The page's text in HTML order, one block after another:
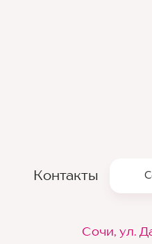
Контакты
Сочи, ул.